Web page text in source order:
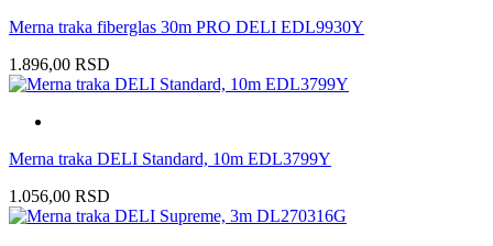
Merna traka fiberglas 30m PRO DELI EDL9930Y
1.896,00 RSD
Merna traka DELI Standard, 10m EDL3799Y
1.056,00 RSD